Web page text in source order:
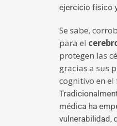
ejercicio físico
Se sabe,
para el
protegen las
gracias a sus
cognitivo en el
médica ha
vulnerabilidad,